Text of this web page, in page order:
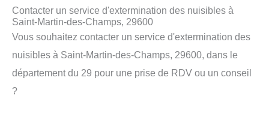
Contacter un service d'extermination des nuisibles à
Saint-Martin-des-Champs, 29600
Vous souhaitez contacter un service d'extermination des
nuisibles à Saint-Martin-des-Champs, 29600, dans le
département du 29 pour une prise de RDV ou un conseil
?